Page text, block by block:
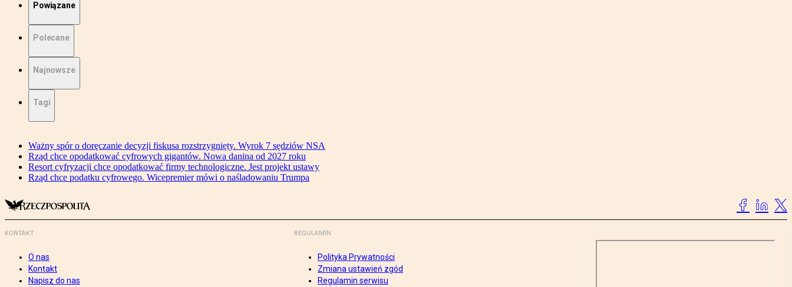
Powiązane
Polecane
Najnowsze
Tagi
Ważny spór o doręczanie decyzji fiskusa rozstrzygnięty. Wyrok 7 sędziów NSA
Rząd chce opodatkować cyfrowych gigantów. Nowa danina od 2027 roku
Resort cyfryzacji chce opodatkować firmy technologiczne. Jest projekt ustawy
Rząd chce podatku cyfrowego. Wicepremier mówi o naśladowaniu Trumpa
KONTAKT
O nas
Kontakt
Napisz do nas
REGULAMIN
Polityka Prywatności
Zmiana ustawień zgód
Regulamin serwisu